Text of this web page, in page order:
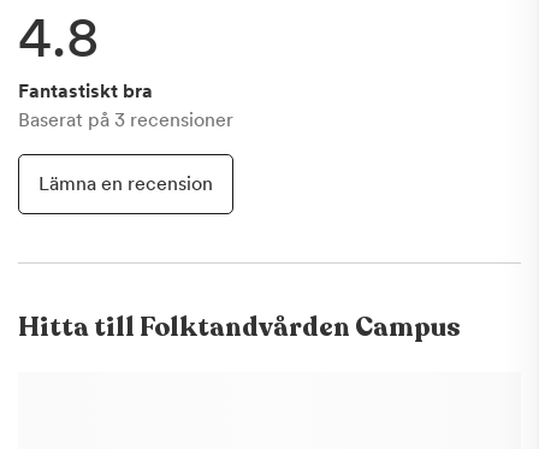
4.8
Fantastiskt bra
Baserat på 3 recensioner
Lämna en recension
Hitta till Folktandvården Campus